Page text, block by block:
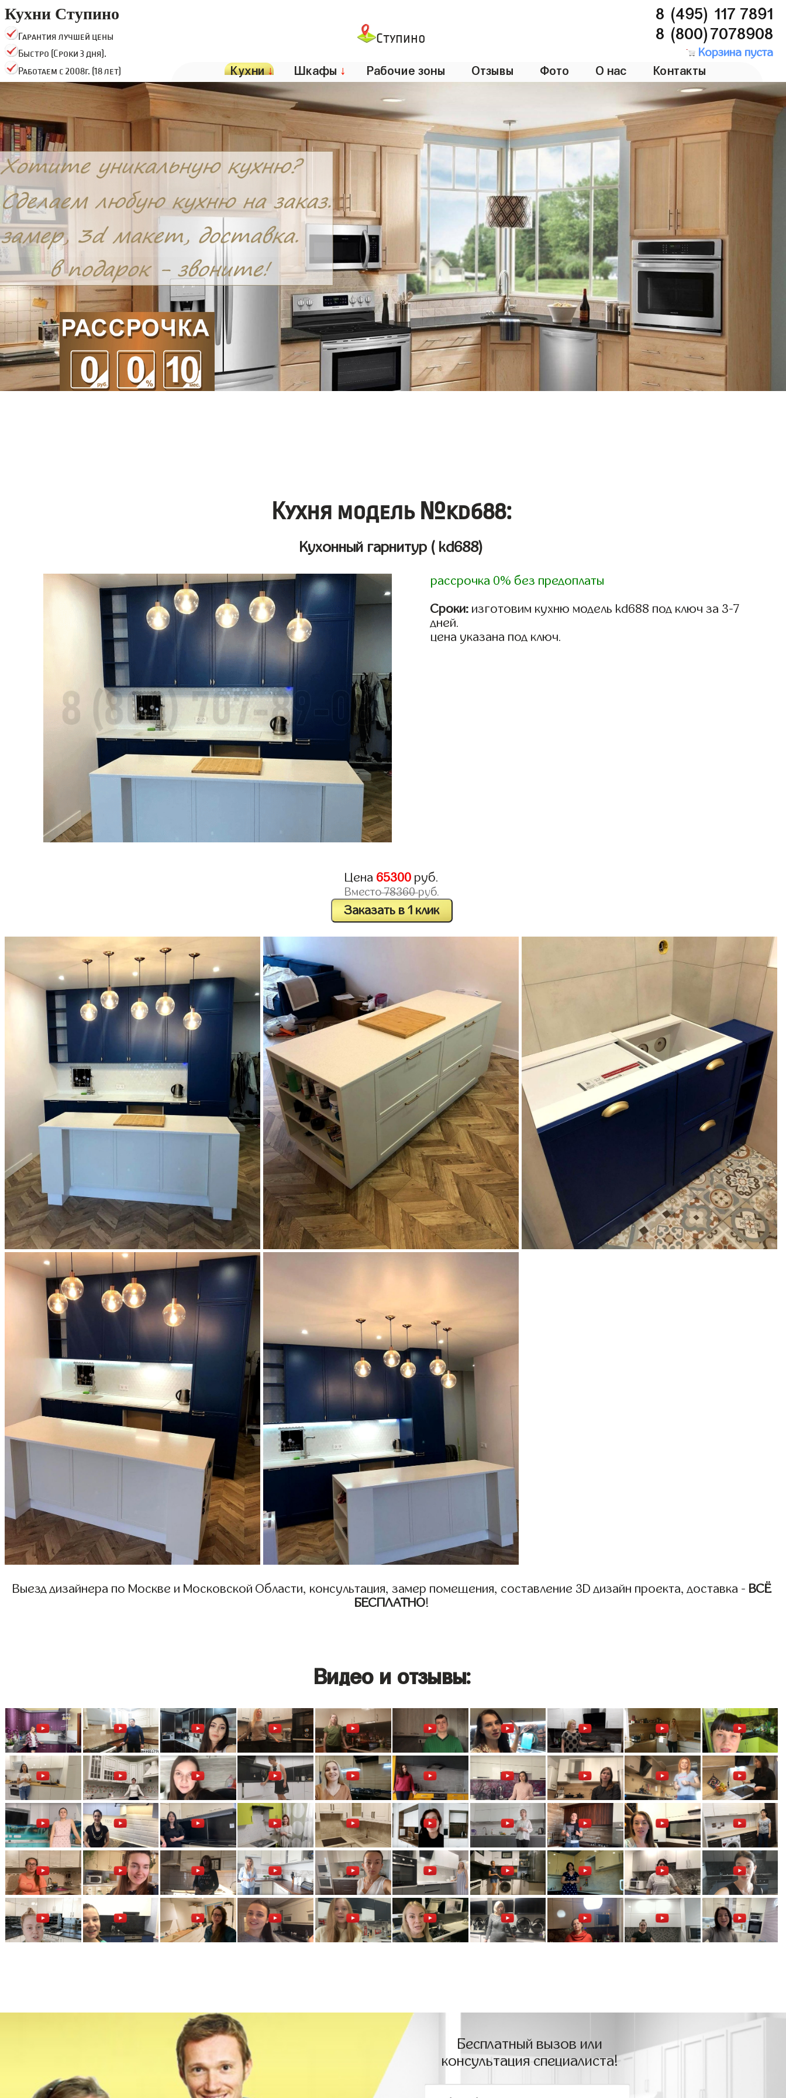
Кухни Ступино
Гарантия лучшей цены
Быстро (Сроки 3 дня).
Работаем с 2008г. (18 лет)
Ступино
8 (495) 117 7891
8 (800)7078908
Корзина пуста
Кухни↓ Шкафы ↓ Рабочие зоны Отзывы Фото О нас Контакты
Кухня модель №kd688:
Кухонный гарнитур ( kd688)
рассрочка 0% без предоплаты
Сроки: изготовим кухню модель kd688 под ключ за 3-7
дней.
цена указана под ключ.
Цена 65300 руб.
Вместо78360руб.
Заказать в 1 клик
Выезд дизайнера по Москве и Московской Области, консультация, замер помещения, составление 3D дизайн проекта, доставка - ВСЁ
БЕСПЛАТНО!
Видео и отзывы:
Бесплатный вызов или
консультация специалиста!